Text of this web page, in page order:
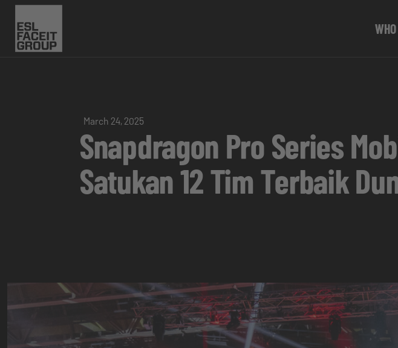
March 24, 2025
Snapdragon Pro Series
Satukan 12 Tim Terbaik